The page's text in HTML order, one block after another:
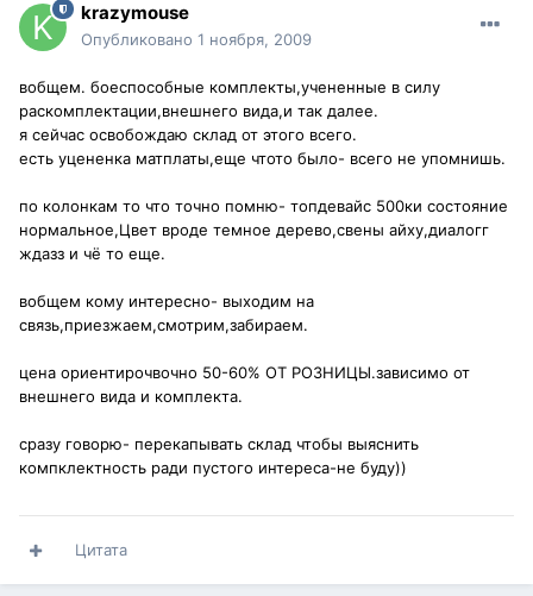
krazymouse
Опубликовано 1 ноября, 2009
вобщем. боеспособные комплекты,учененные в силу
раскомплектации,внешнего вида,и так далее.
я сейчас освобождаю склад от этого всего.
есть уцененка матплаты,еще чтото было- всего не упомнишь.
по колонкам то что точно помню- топдевайс 500ки состояние
нормальное,Цвет вроде темное дерево,свены айху,диалогг
ждазз и чё то еще.
вобщем кому интересно- выходим на
связь,приезжаем,смотрим,забираем.
цена ориентирочвочно 50-60% ОТ РОЗНИЦЫ.зависимо от
внешнего вида и комплекта.
сразу говорю- перекапывать склад чтобы выяснить
компклектность ради пустого интереса-не буду))
Цитата